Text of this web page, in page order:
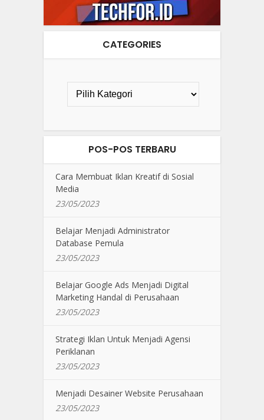
CATEGORIES
POS-POS TERBARU
Cara Membuat Iklan Kreatif di Sosial
Media
23/05/2023
Belajar Menjadi Administrator
Database Pemula
23/05/2023
Belajar Google Ads Menjadi Digital
Marketing Handal di Perusahaan
23/05/2023
Strategi Iklan Untuk Menjadi Agensi
Periklanan
23/05/2023
Menjadi Desainer Website Perusahaan
23/05/2023